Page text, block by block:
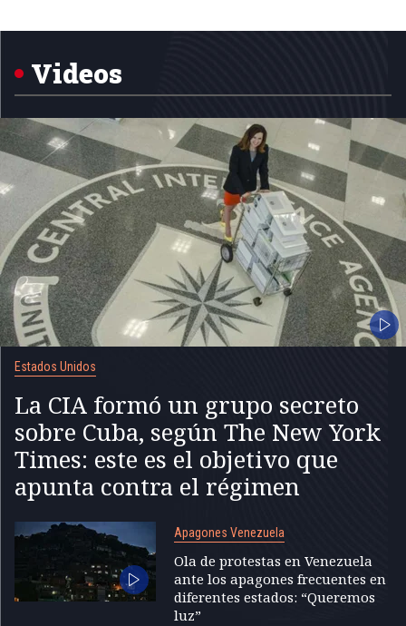
1
Videos
Estados Unidos
La CIA formó un grupo secreto
sobre Cuba, según The New York
Times: este es el objetivo que
apunta contra el régimen
Apagones Venezuela
Ola de protestas en Venezuela
ante los apagones frecuentes en
diferentes estados: “Queremos
luz”